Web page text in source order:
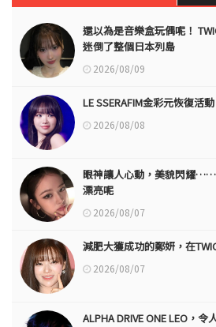
還以為是音樂盒玩偶呢！
迷倒了整個日本列島
2026/08/09
LE SSERAFIM金彩元恢復活
2026/08/08
眼神讓人心動，美貌閃耀
漂亮呢
2026/08/07
減肥大獲成功的鄭妍，在
2026/08/07
ALPHA DRIVE ONE LEO，